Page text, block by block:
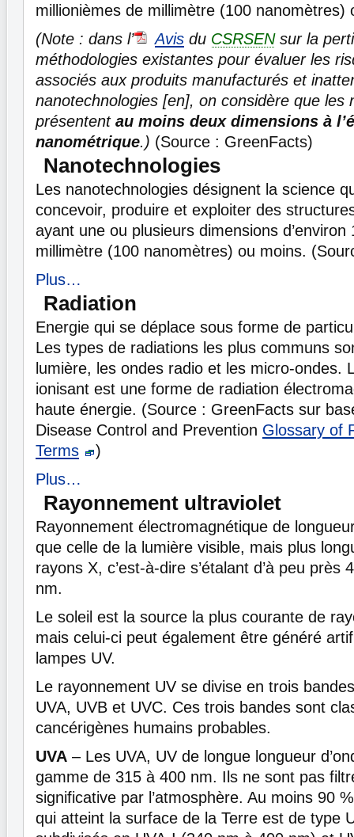
millionièmes de millimètre (100 nanomètres)
(Note : dans l’
Avis du CSRSENsur la
méthodologies existantes pour évaluer les
associés aux produits manufacturés et
nanotechnologies [en], on considère que les
présentent au moins deux dimensions à
nanométrique.) (Source : GreenFacts)
Nanotechnologies
Les nanotechnologies désignent la science
concevoir, produire et exploiter des
ayant une ou plusieurs dimensions d’environ
millimètre (100 nanomètres) ou moins.
Plus…
Radiation
Energie qui se déplace sous forme de
Les types de radiations les plus communs
lumière, les ondes radio et les micro-ondes.
ionisant est une forme de radiation
haute énergie. (Source : GreenFacts sur
Disease Control and Prevention Glossary of
Terms
)
Plus…
Rayonnement ultraviolet
Rayonnement électromagnétique de
que celle de la lumière visible, mais plus
rayons X, c’est-à-dire s’étalant d’à peu près
nm.
Le soleil est la source la plus courante de
mais celui-ci peut également être généré
lampes UV.
Le rayonnement UV se divise en trois
UVA, UVB et UVC. Ces trois bandes sont
cancérigènes humains probables.
UVA – Les UVA, UV de longue longueur
gamme de 315 à 400 nm. Ils ne sont pas
significative par l’atmosphère. Au moins 90
qui atteint la surface de la Terre est de type